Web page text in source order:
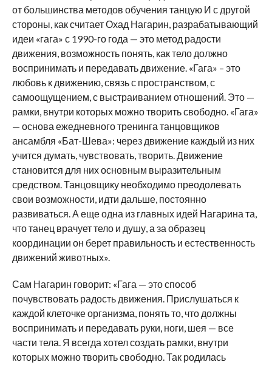
от большинства методов обучения танцую И с другой
стороны, как считает Охад Нагарин, разрабатывающий
идеи «гага» с 1990-го года — это метод радости
движения, возможность понять, как тело должно
воспринимать и передавать движение. «Гага» – это
любовь к движению, связь с пространством, с
самоощущением, с выстраиванием отношений. Это —
рамки, внутри которых можно творить свободно. «Гага»
— основа ежедневного тренинга танцовщиков
ансамбля «Бат-Шева»: через движение каждый из них
учится думать, чувствовать, творить. Движение
становится для них основным выразительным
средством. Танцовщику необходимо преодолевать
свои возможности, идти дальше, постоянно
развиваться. А еще одна из главных идей Нагарина та,
что танец врачует тело и душу, а за образец
координации он берет правильность и естественность
движений животных».
Сам Нагарин говорит: «Гага — это способ
почувствовать радость движения. Прислушаться к
каждой клеточке организма, понять то, что должны
воспринимать и передавать руки, ноги, шея — все
части тела. Я всегда хотел создать рамки, внутри
которых можно творить свободно. Так родилась